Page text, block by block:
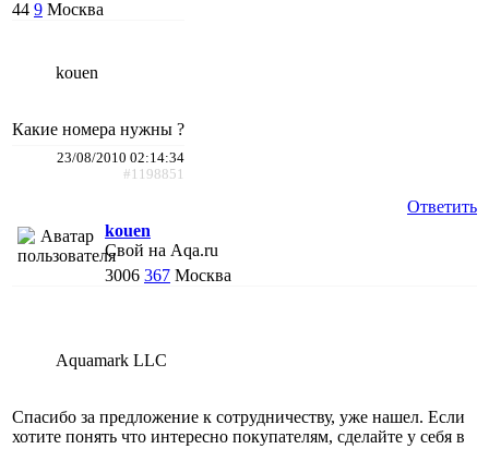
44 9 Москва
kouen
Какие номера нужны ?
23/08/2010 02:14:34
#1198851
Ответить
kouen
Свой на Aqa.ru
3006 367 Москва
Aquamark LLC
Спасибо за предложение к сотрудничеству, уже нашел. Если
хотите понять что интересно покупателям, сделайте у себя в